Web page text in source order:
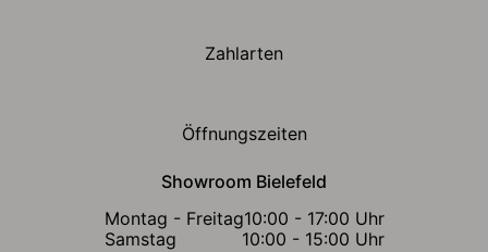
Zahlarten
Öffnungszeiten
Showroom Bielefeld
Montag - Freitag10:00 - 17:00 Uhr
Samstag
10:00 - 15:00 Uhr